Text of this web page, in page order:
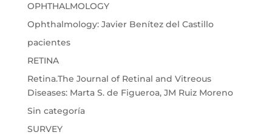
OPHTHALMOLOGY
Ophthalmology: Javier Benítez del Castillo
pacientes
RETINA
Retina.The Journal of Retinal and Vitreous
Diseases: Marta S. de Figueroa, JM Ruiz Moreno
Sin categoría
SURVEY